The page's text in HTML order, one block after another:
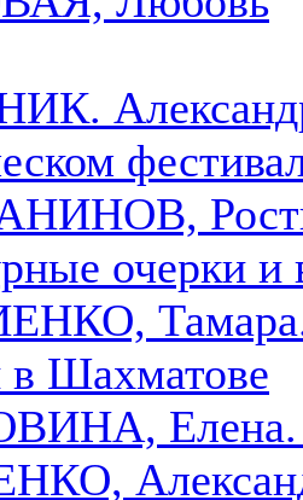
очерки и
Тамара.
в Шахматове